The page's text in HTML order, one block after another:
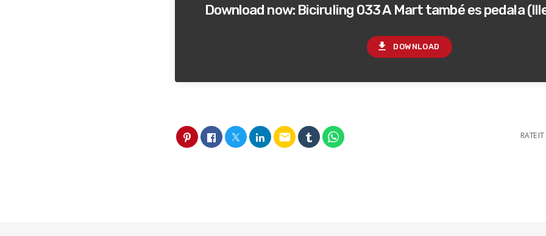
Download now: Biciruling 033 A Mart també es pedala
file_download DOWNLOAD
email RATE IT